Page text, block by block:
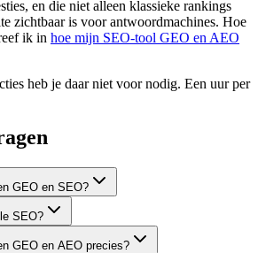
en die niet alleen klassieke rankings
zichtbaar is voor antwoordmachines. Hoe
ik in hoe mijn SEO-tool GEO en AEO
heb je daar niet voor nodig. Een uur per
GEO en SEO?
SEO?
GEO en AEO precies?